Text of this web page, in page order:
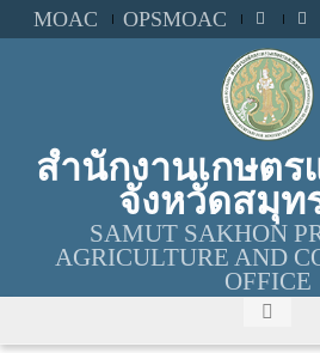
MOAC OPSMOAC
สำนักงานเกษต
จังหวัดสมุท
SAMUT SAKHON
AGRICULTURE AND
OFFICE